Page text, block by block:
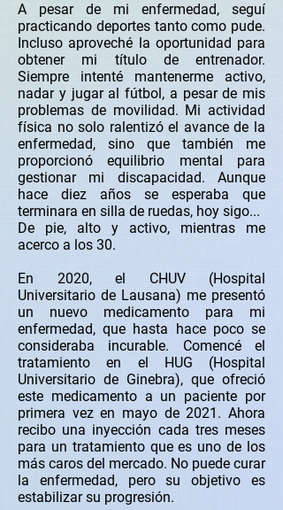
A pesar de mi enfermedad, seguí
practicando deportes tanto como pude.
Incluso aproveché la oportunidad para
obtener mi título de entrenador.
Siempre intenté mantenerme activo,
nadar y jugar al fútbol, a pesar de mis
problemas de movilidad. Mi actividad
física no solo ralentizó el avance de la
enfermedad, sino que también me
proporcionó equilibrio mental para
gestionar mi discapacidad. Aunque
hace diez años se esperaba que
terminara en silla de ruedas, hoy sigo...
De pie, alto y activo, mientras me
acerco a los 30.
En 2020, el CHUV (Hospital
Universitario de Lausana) me presentó
un nuevo medicamento para mi
enfermedad, que hasta hace poco se
consideraba incurable. Comencé el
tratamiento en el HUG (Hospital
Universitario de Ginebra), que ofreció
este medicamento a un paciente por
primera vez en mayo de 2021. Ahora
recibo una inyección cada tres meses
para un tratamiento que es uno de los
más caros del mercado. No puede curar
la enfermedad, pero su objetivo es
estabilizar su progresión.